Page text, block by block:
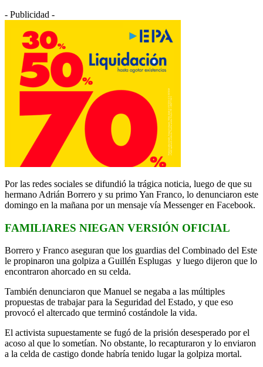
- Publicidad -
Por las redes sociales se difundió la trágica noticia, luego de que su
hermano Adrián Borrero y su primo Yan Franco, lo denunciaron este
domingo en la mañana por un mensaje vía Messenger en Facebook.
FAMILIARES NIEGAN VERSIÓN OFICIAL
Borrero y Franco aseguran que los guardias del Combinado del Este
le propinaron una golpiza a Guillén Esplugas y luego dijeron que lo
encontraron ahorcado en su celda.
También denunciaron que Manuel se negaba a las múltiples
propuestas de trabajar para la Seguridad del Estado, y que eso
provocó el altercado que terminó costándole la vida.
El activista supuestamente se fugó de la prisión desesperado por el
acoso al que lo sometían. No obstante, lo recapturaron y lo enviaron
a la celda de castigo donde habría tenido lugar la golpiza mortal.